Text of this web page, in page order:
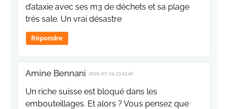
d’ataxie avec ses m3 de déchets et sa plage
très sale. Un vrai désastre
Répondre
Amine Bennani 2025-07-24 23:43:46
Un riche suisse est bloqué dans les
embouteillages. Et alors ? Vous pensez que